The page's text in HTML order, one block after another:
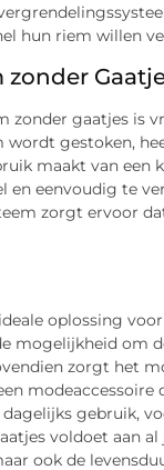
hun riem willen
zonder gaatjes is
gestoken,
maakt van
en eenvoudig te
zorgt ervoor
oplossing
mogelijkheid om
zorgt het
gebruik,
voldoet aan
ook de